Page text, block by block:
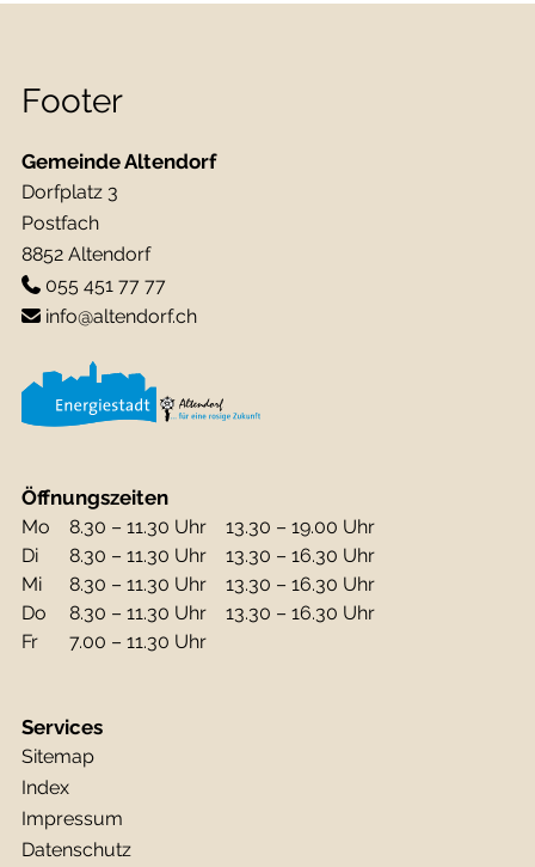
Footer
Gemeinde Altendorf
Dorfplatz 3
Postfach
8852 Altendorf
055 451 77 77
info@altendorf.ch
Öffnungszeiten
Mo 8.30 – 11.30 Uhr
13.30 – 19.00 Uhr
Di
8.30 – 11.30 Uhr
13.30 – 16.30 Uhr
Mi
8.30 – 11.30 Uhr
13.30 – 16.30 Uhr
Do
8.30 – 11.30 Uhr
13.30 – 16.30 Uhr
Fr
7.00 – 11.30 Uhr
Services
Sitemap
Index
Impressum
Datenschutz